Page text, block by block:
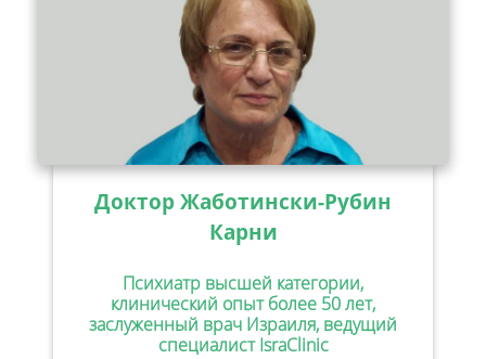
Доктор Жаботински-Рубин
Карни
Психиатр высшей категории,
клинический опыт более 50 лет,
заслуженный врач Израиля, ведущий
специалист IsraClinic